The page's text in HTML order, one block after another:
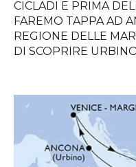
CICLADI E PRIMA
FAREMO TAPPA AD
REGIONE DELLE
DI SCOPRIRE